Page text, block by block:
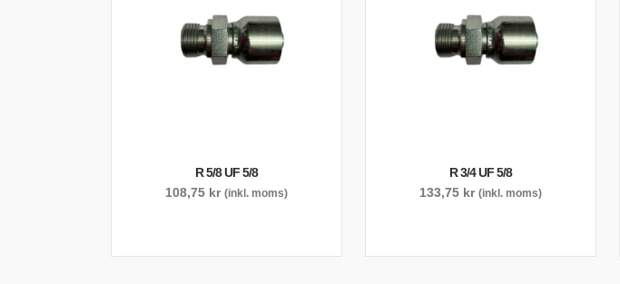
R 5/8 UF 5/8
108,75 kr (inkl. moms)
R 3/4 UF 5/8
133,75 kr (inkl. moms)